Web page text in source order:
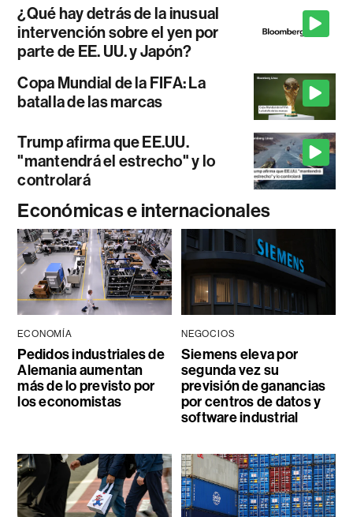
¿Qué hay detrás de la inusual
intervención sobre el yen por
parte de EE. UU. y Japón?
Copa Mundial de la FIFA: La
batalla de las marcas
Trump afirma que EE.UU.
"mantendrá el estrecho" y lo
controlará
Económicas e internacionales
ECONOMÍA
Pedidos industriales de
Alemania aumentan
más de lo previsto por
los economistas
NEGOCIOS
Siemens eleva por
segunda vez su
previsión de ganancias
por centros de datos y
software industrial